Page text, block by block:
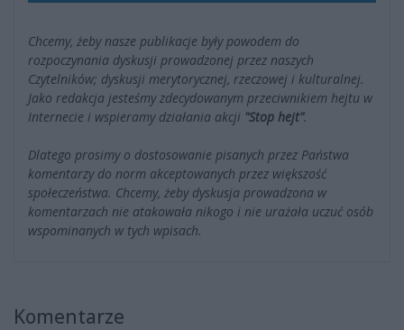
Chcemy, żeby nasze publikacje były powodem do
rozpoczynania dyskusji prowadzonej przez naszych
Czytelników; dyskusji merytorycznej, rzeczowej i kulturalnej.
Jako redakcja jesteśmy zdecydowanym przeciwnikiem hejtu w
Internecie i wspieramy działania akcji "Stop hejt".
Dlatego prosimy o dostosowanie pisanych przez Państwa
komentarzy do norm akceptowanych przez większość
społeczeństwa. Chcemy, żeby dyskusja prowadzona w
komentarzach nie atakowała nikogo i nie urażała uczuć osób
wspominanych w tych wpisach.
Komentarze